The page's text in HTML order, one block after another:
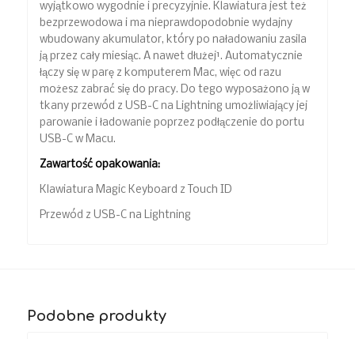
wyjątkowo wygodnie i precyzyjnie. Klawiatura jest też
bezprzewodowa i ma nieprawdopodobnie wydajny
wbudowany akumulator, który po naładowaniu zasila
ją przez cały miesiąc. A nawet dłużej¹. Automatycznie
łączy się w parę z komputerem Mac, więc od razu
możesz zabrać się do pracy. Do tego wyposażono ją w
tkany przewód z USB-C na Lightning umożliwiający jej
parowanie i ładowanie poprzez podłączenie do portu
USB-C w Macu.
Zawartość opakowania:
Klawiatura Magic Keyboard z Touch ID
Przewód z USB-C na Lightning
Podobne produkty